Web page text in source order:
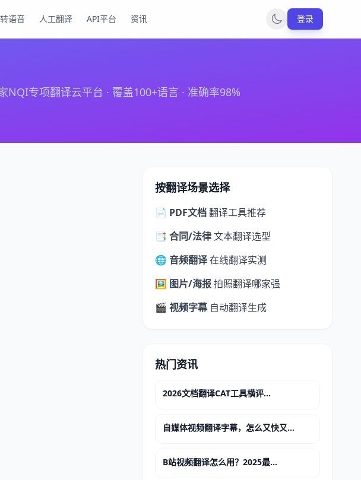
语音 人工翻译 API平台 资讯 登录
专项翻译云平台 · 覆盖100+语言 · 准确率98%
按翻译场景选择
📄 PDF文档翻译工具推荐
📑 合同/法律文本翻译选型
🌐 音频翻译在线翻译实测
🖼️ 图片/海报拍照翻译哪家强
🎬 视频字幕自动翻译生成
热门资讯
2026文档翻译CAT工具横评...
自媒体视频翻译字幕，怎么又快又...
B站视频翻译怎么用？2025最...